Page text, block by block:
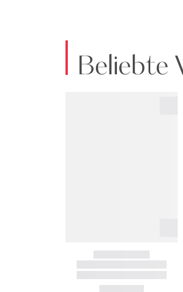
Beliebte